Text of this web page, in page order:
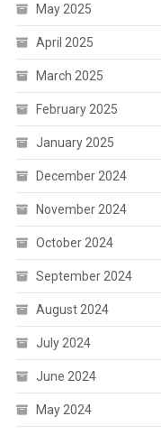
May 2025
April 2025
March 2025
February 2025
January 2025
December 2024
November 2024
October 2024
September 2024
August 2024
July 2024
June 2024
May 2024